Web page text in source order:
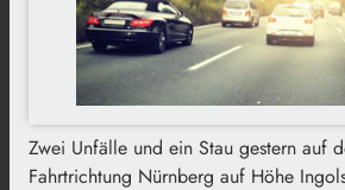
Zwei Unfälle und ein Stau gestern auf
Fahrtrichtung Nürnberg auf Höhe